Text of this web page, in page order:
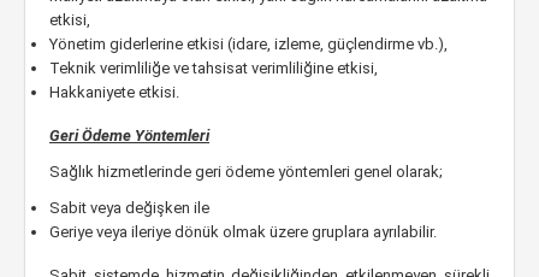
etkisi,
Yönetim giderlerine etkisi (idare, izleme, güçlendirme vb.),
Teknik verimliliğe ve tahsisat verimliliğine etkisi,
Hakkaniyete etkisi.
Geri Ödeme Yöntemleri
Sağlık hizmetlerinde geri ödeme yöntemleri genel olarak;
Sabit veya değişken ile
Geriye veya ileriye dönük olmak üzere gruplara ayrılabilir.